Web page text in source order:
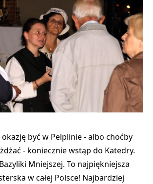
okazję być w Pelplinie - albo choćby
- koniecznie wstąp do Katedry.
Mniejszej. To najpiękniejsza
w całej Polsce! Najbardziej